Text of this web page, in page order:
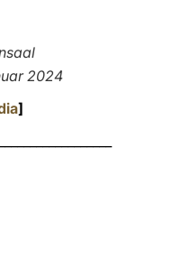
2024
]